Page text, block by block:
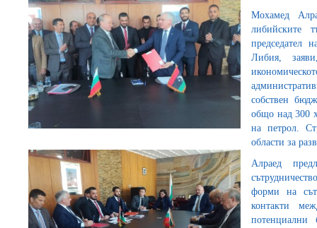
Мохамед
либийските
председател
Либия,
собствен
общо над 300
на петрол.
области за
Алраед
форми на
контакти
потенциални